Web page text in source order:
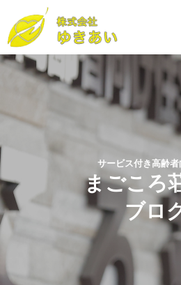
サービス付き高齢者
まごころ
ブロ